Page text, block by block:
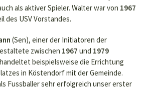
als aktiver Spieler. Walter war von 1967
des USV Vorstandes.
(Sen), einer der Initiatoren der
zwischen 1967 und 1979
beispielsweise die Errichtung
in Köstendorf mit der Gemeinde.
Fussballer sehr erfolgreich unser erster